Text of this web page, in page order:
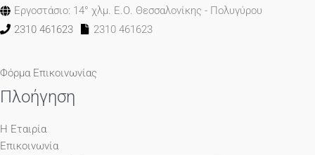
Εργοστάσιο: 14° χλμ. Ε.Ο. Θεσσαλονίκης - Πολυγύρου
2310 461623
2310 461623
Φόρμα Επικοινωνίας
Πλοήγηση
Η Εταιρία
Επικοινωνία